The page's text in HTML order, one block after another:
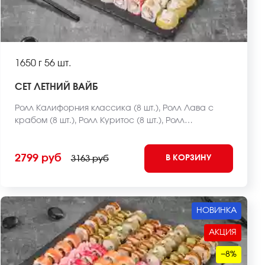
1650 г56 шт.
СЕТ ЛЕТНИЙ ВАЙБ
Ролл Калифорния классика (8 шт.), Ролл Лава с
крабом (8 шт.), Ролл Куритос (8 шт.), Ролл
(8 шт.), Чесночный цезарь ролл (8 шт.), Ролл Оливье
темпура (8 шт.) *Внешний вид блюда может
2799 руб 3163 руб В КОРЗИНУ
НОВИНКА
АКЦИЯ
−8%